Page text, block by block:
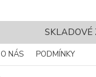
SKLADOVÉ
O NÁS PODMÍNKY